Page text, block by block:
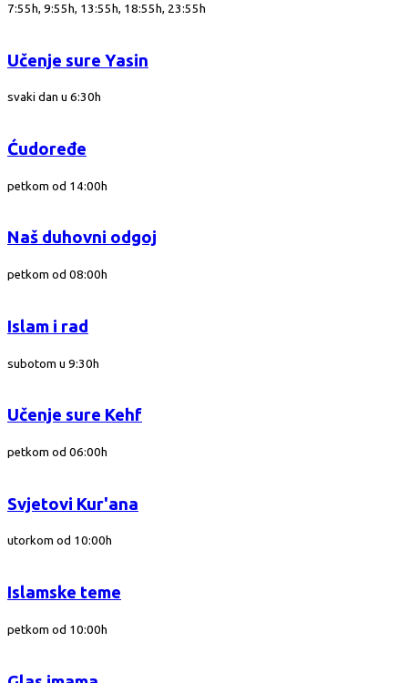
7:55h, 9:55h, 13:55h, 18:55h, 23:55h
Učenje sure Yasin
svaki dan u 6:30h
Ćudoređe
petkom od 14:00h
Naš duhovni odgoj
petkom od 08:00h
Islam i rad
subotom u 9:30h
Učenje sure Kehf
petkom od 06:00h
Svjetovi Kur'ana
utorkom od 10:00h
Islamske teme
petkom od 10:00h